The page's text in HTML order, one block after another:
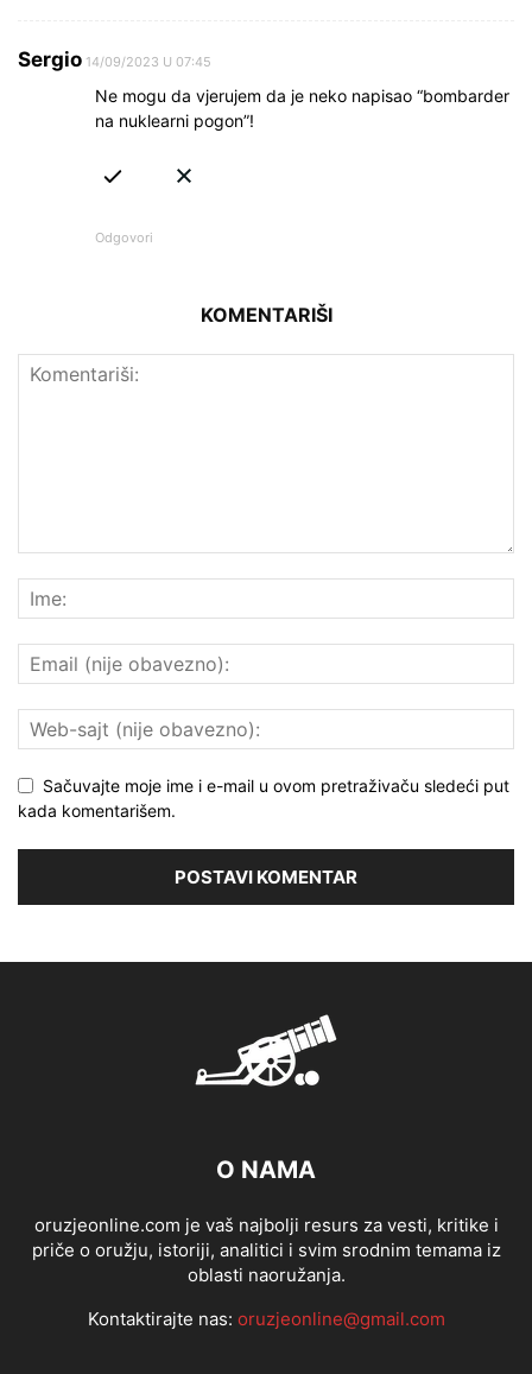
Sergio 14/09/2023 U 07:45
Ne mogu da vjerujem da je neko napisao “bombarder
na nuklearni pogon”!
Odgovori
KOMENTARIŠI
Sačuvajte moje ime i e-mail u ovom pretraživaču sledeći put
kada komentarišem.
O NAMA
oruzjeonline.com je vaš najbolji resurs za vesti, kritike i
priče o oružju, istoriji, analitici i svim srodnim temama iz
oblasti naoružanja.
Kontaktirajte nas: oruzjeonline@gmail.com